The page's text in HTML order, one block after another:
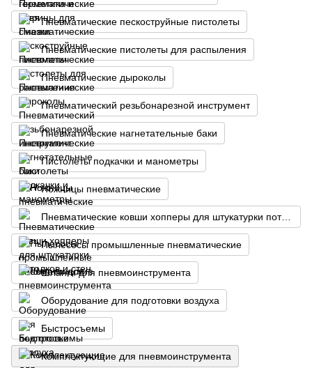
Пневматические пескоструйные пистолеты
Пневматические пистолеты для распыления
Пневматические дыроколы
Пневматический резьбонарезной инструмент
Пневматические нагнетательные баки
Пистолеты подкачки и манометры
Ножницы пневматические
Пневматические ковши хопперы для штукатурки потолков и стен
Пылесосы промышленные пневматические
Шланги для пневмоинструмента
Оборудование для подготовки воздуха
Быстросъемы
Комплектующие для пневмоинструмента